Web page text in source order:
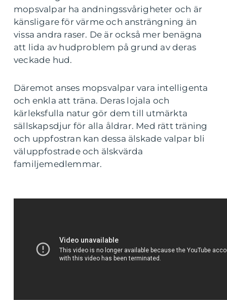
mopsvalpar ha andningssvårigheter och är
känsligare för värme och ansträngning än
vissa andra raser. De är också mer benägna
att lida av hudproblem på grund av deras
veckade hud.
Däremot anses mopsvalpar vara intelligenta
och enkla att träna. Deras lojala och
kärleksfulla natur gör dem till utmärkta
sällskapsdjur för alla åldrar. Med rätt träning
och uppfostran kan dessa älskade valpar bli
väluppfostrade och älskvärda
familjemedlemmar.